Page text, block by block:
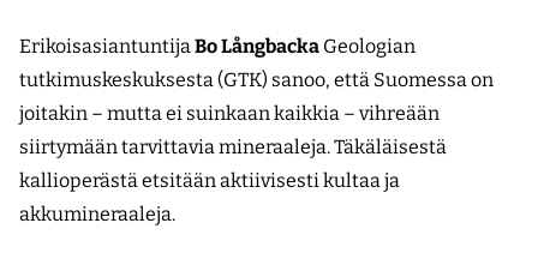
ErikoisasiantuntijaBo Långbacka Geologian
tutkimuskeskuksesta (GTK) sanoo, että Suomessa on
joitakin – mutta ei suinkaan kaikkia – vihreään
siirtymään tarvittavia mineraaleja. Täkäläisestä
kallioperästä etsitään aktiivisesti kultaa ja
akkumineraaleja.